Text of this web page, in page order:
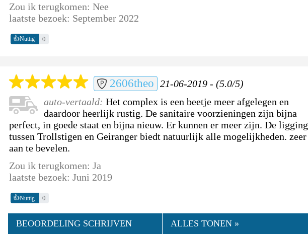
Zou ik terugkomen: Nee
laatste bezoek: September 2022
👍Nuttig 0
2606theo 21-06-2019 - (5.0/5)
auto-vertaald:Het complex is een beetje meer afgelegen en
daardoor heerlijk rustig. De sanitaire voorzieningen zijn bijna
perfect, in goede staat en bijna nieuw. Er kunnen er meer zijn. De ligging
tussen Trollstigen en Geiranger biedt natuurlijk alle mogelijkheden. zeer
aan te bevelen.
Zou ik terugkomen: Ja
laatste bezoek: Juni 2019
👍Nuttig 0
BEOORDELING SCHRIJVEN ALLES TONEN »